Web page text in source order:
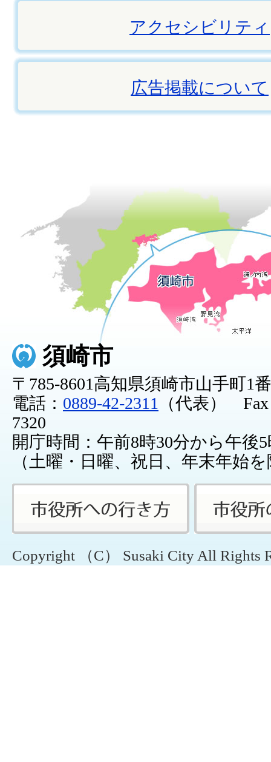
アクセシビリティ
広告掲載について
須崎市
〒785-8601高知県須崎市山手町1
電話： 0889-42-2311
（代表） Fax
7320
開庁時間：午前8時30分から午後
（土曜・日曜、祝日、年末年始
Copyright （C） Susaki City All Rights